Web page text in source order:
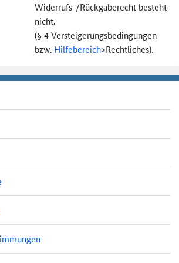
Widerrufs-/Rückgaberecht besteht
nicht.
(§ 4 Versteigerungs­bedingungen
bzw. Hilfebereich>Rechtliches).